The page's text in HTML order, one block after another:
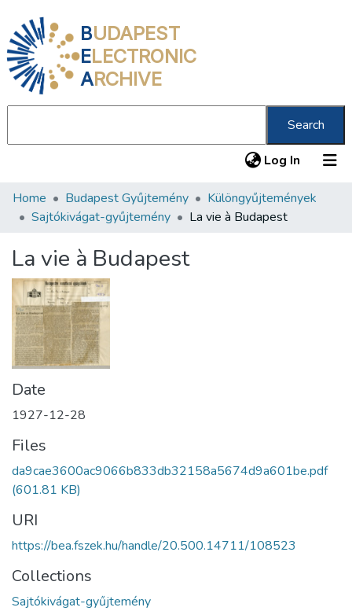
BUDAPEST
ELECTRONIC
ARCHIVE
Search
Log In (current)
Communities & Collections
Statistics
About us
Home Budapest Gyűjtemény
Különgyűjtemények
Sajtókivágat-gyűjtemény
La vie à Budapest
La vie à Budapest
Date
1927-12-28
Files
da9cae3600ac9066b833db32158a5674d9a601be.pdf
(601.81 KB)
URI
https://bea.fszek.hu/handle/20.500.14711/108523
Collections
Sajtókivágat-gyűjtemény